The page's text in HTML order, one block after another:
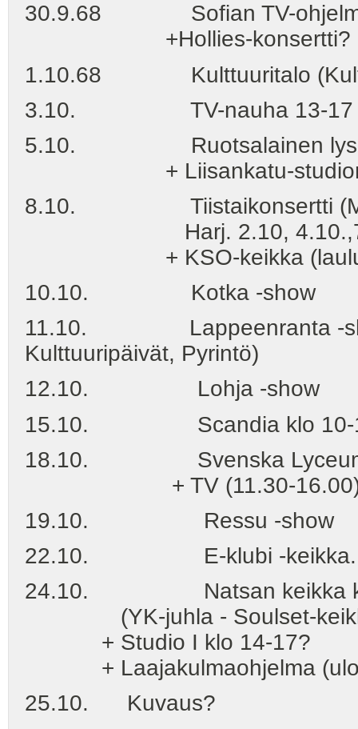
30.9.68 Sofian TV-
+Hollies-konsertti?
1.10.68 Kulttuuritalo
3.10. TV-nauha 13-17 +
5.10. Ruotsalainen
+ Liisankatu-
8.10. Tiistaikonsertti
Harj. 2.10, 4.10.,7.10.
+ KSO-keikka
10.10. Kotka -show
11.10. Lappeenranta -
Kulttuuripäivät, Pyrintö)
12.10. Lohja -show
15.10. Scandia klo 10-
18.10. Svenska Lyceum
+ TV (11.30-16.00)
19.10. Ressu -show
22.10. E-klubi -keikka.
24.10. Natsan keikka klo
(YK-juhla - Soulset-
+ Studio I klo 14-17?
+ Laajakulmaohjelma
25.10. Kuvaus?